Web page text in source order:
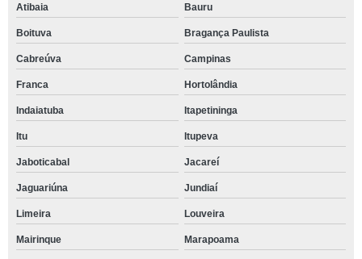
Atibaia Bauru
Boituva Bragança Paulista
Cabreúva Campinas
Franca Hortolândia
Indaiatuba Itapetininga
Itu Itupeva
Jaboticabal Jacareí
Jaguariúna Jundiaí
Limeira Louveira
Mairinque Marapoama